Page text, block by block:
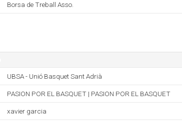
Borsa de Treball Asso.
UBSA - Unió Basquet Sant Adrià
PASION POR EL BASQUET | PASION POR EL BASQUET
xavier garcia